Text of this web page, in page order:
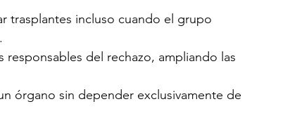
trasplantes incluso cuando el grupo
del rechazo, ampliando las
órgano sin depender exclusivamente de